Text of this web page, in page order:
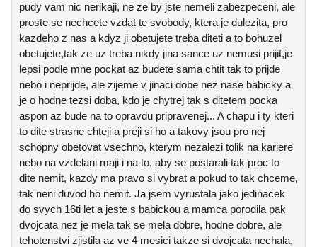
pudy vam nic nerikaji, ne ze by jste nemeli zabezpeceni, ale
proste se nechcete vzdat te svobody, ktera je dulezita, pro
kazdeho z nas a kdyz ji obetujete treba diteti a to bohuzel
obetujete,tak ze uz treba nikdy jina sance uz nemusi prijit,je
lepsi podle mne pockat az budete sama chtit tak to prijde
nebo i neprijde, ale zijeme v jinaci dobe nez nase babicky a
je o hodne tezsi doba, kdo je chytrej tak s ditetem pocka
aspon az bude na to opravdu pripravenej... A chapu i ty kteri
to dite strasne chteji a preji si ho a takovy jsou pro nej
schopny obetovat vsechno, kterym nezalezi tolik na kariere
nebo na vzdelani maji i na to, aby se postarali tak proc to
dite nemit, kazdy ma pravo si vybrat a pokud to tak chceme,
tak neni duvod ho nemit. Ja jsem vyrustala jako jedinacek
do svych 16ti let a jeste s babickou a mamca porodila pak
dvojcata nez je mela tak se mela dobre, hodne dobre, ale
tehotenstvi zjistila az ve 4 mesici takze si dvojcata nechala,